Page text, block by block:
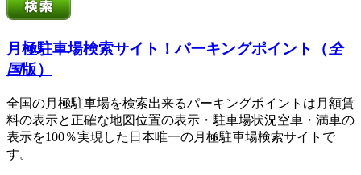
月極駐車場検索サイト！パーキングポイント（全
国版）
全国の月極駐車場を検索出来るパーキングポイントは月額賃
料の表示と正確な地図位置の表示・駐車場状況空車・満車の
表示を100％実現した日本唯一の月極駐車場検索サイトで
す。